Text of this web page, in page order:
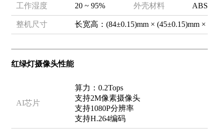
工作湿度 20 ~ 95% 外壳材料
整机尺寸 长宽高：(84±0.15)mm × (45±0.15)mm ×
红绿灯摄像头性能
AI芯片
算力：0.2Tops
支持2M像素摄像头
支持1080P分辨率
支持H.264编码